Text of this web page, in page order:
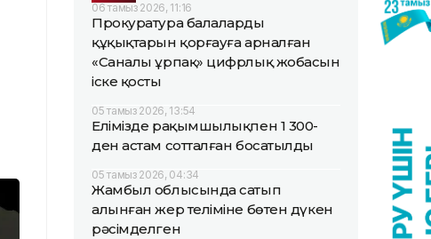
06 тамыз 2026, 11:16
Прокуратура балалардың
құқықтарын қорғауға арналған
«Саналы ұрпақ» цифрлық жобасын
іске қосты
05 тамыз 2026, 13:54
Елімізде рақымшылықпен 1 300-
ден астам сотталған босатылды
05 тамыз 2026, 04:34
Жамбыл облысында сатып
алынған жер теліміне бөтен дүкен
рәсімделген